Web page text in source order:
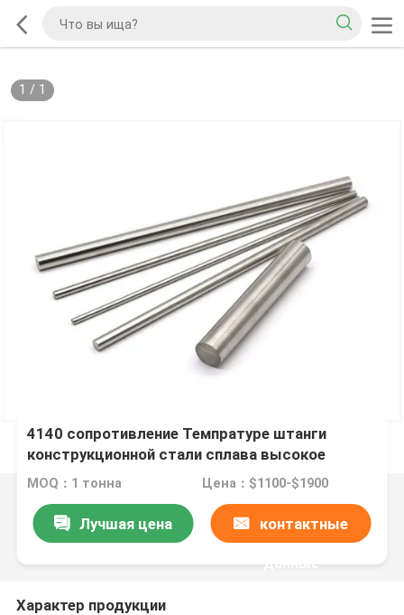
1 / 1
4140 сопротивление Темпратуре штанги
конструкционной стали сплава высокое
MOQ：1 тонна Цена：$1100-$1900
Лучшая цена контактные
данные
Характер продукции